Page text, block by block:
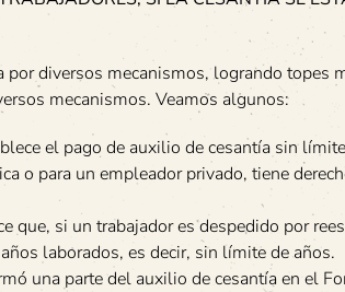
diversos mecanismos, logrando topes
mecanismos. Veamos algunos:
el pago de auxilio de cesantía sin
o para un empleador privado, tiene
que, si un trabajador es despedido por
laborados, es decir, sin límite de años.
una parte del auxilio de cesantía en el